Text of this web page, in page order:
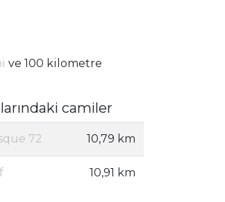
ve 100 kilometre
camiler
72 10,79 km
10,91 km